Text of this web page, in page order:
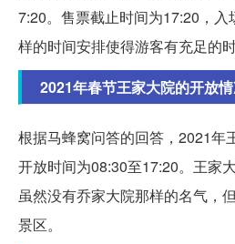
7:20。售票截止时间为17:20，
样的时间安排使得游客有充足的
2021年春节王家大院的开放
根据马蜂窝问答的回答，2021年
开放时间为08:30至17:20。王家
虽然没有乔家大院那样的名气，
景区。